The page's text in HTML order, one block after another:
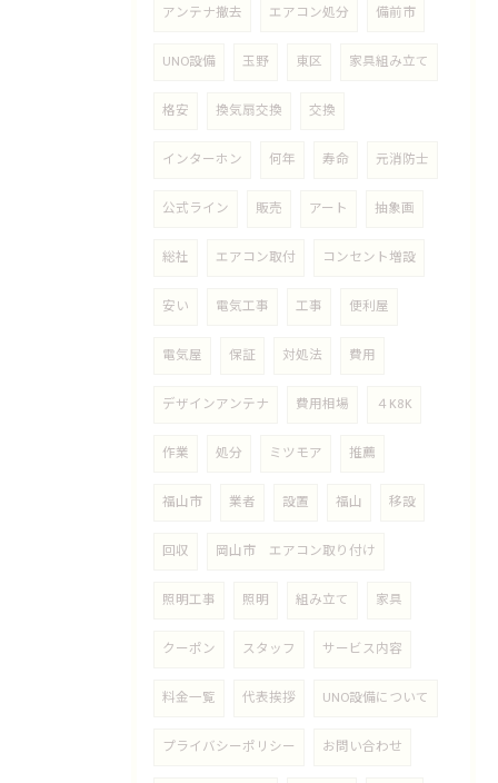
アンテナ撤去 エアコン処分 備前市
UNO設備 玉野 東区 家具組み立て
格安 換気扇交換 交換
インターホン 何年 寿命 元消防士
公式ライン 販売 アート 抽象画
総社 エアコン取付 コンセント増設
安い 電気工事 工事 便利屋
電気屋 保証 対処法 費用
デザインアンテナ 費用相場 ４K8K
作業 処分 ミツモア 推薦
福山市 業者 設置 福山 移設
回収 岡山市 エアコン取り付け
照明工事 照明 組み立て 家具
クーポン スタッフ サービス内容
料金一覧 代表挨拶 UNO設備について
プライバシーポリシー お問い合わせ